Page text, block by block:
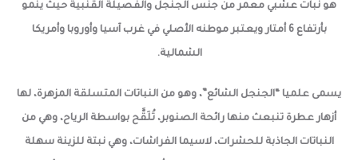
هو نبات عشبي معمر من جنس الجنجل والفصيلة القنبية حيث ينمو
بأرتفاع 6 أمتار ويعتبر موطنه الأصلي في غرب آسيا وأوروبا وأمريكا
الشمالية.
يسمى علميا “الجنجل الشائع”، وهو من النباتات المتسلقة المزهرة، لها
أزهار عطرة تنبعث منها رائحة الصنوبر، تُلَقَّح بواسطة الرياح، وهي من
النباتات الجاذبة للحشرات، لاسيما الفراشات، وهي نبتة للزينة سهلة